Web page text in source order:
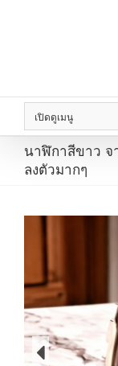
เปิดดูเมนู
นาฬิกาสีขาว จ
ลงตัวมากๆ